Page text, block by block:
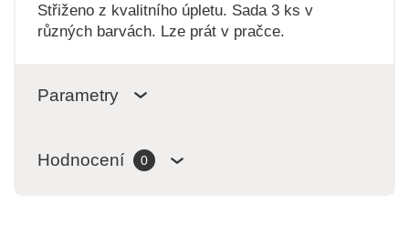
Střiženo z kvalitního úpletu. Sada 3 ks v
různých barvách. Lze prát v pračce.
Parametry
Hodnocení 0